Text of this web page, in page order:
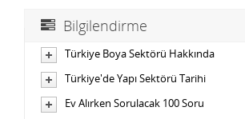
Bilgilendirme
Türkiye Boya Sektörü Hakkında
Türkiye'de Yapı Sektörü Tarihi
Ev Alırken Sorulacak 100 Soru